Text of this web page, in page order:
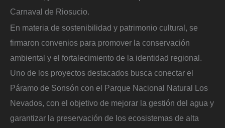
Carnaval de Riosucio.
En materia de sostenibilidad y patrimonio cultural, se
firmaron convenios para promover la conservación
ambiental y el fortalecimiento de la identidad regional.
Uno de los proyectos destacados busca conectar el
Páramo de Sonsón con el Parque Nacional Natural Los
Nevados, con el objetivo de mejorar la gestión del agua y
garantizar la preservación de los ecosistemas de alta